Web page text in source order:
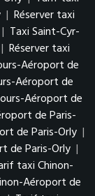
| Réserver taxi
| Taxi Saint-Cyr-
| Réserver taxi
Aéroport de
Aéroport de
Aéroport de
de Paris-
de Paris-Orly |
de Paris-Orly |
taxi Chinon-
Aéroport de